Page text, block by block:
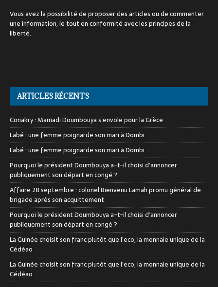
Vous avez la possibilité de proposer des articles ou de commenter
une information, le tout en conformité avec les principes de la
liberté.
ARTICLES RÉCENTS
Conakry : Mamadi Doumbouya s’envole pour la Grèce
Labé : une femme poignarde son mari à Dombi
Labé : une femme poignarde son mari à Dombi
Pourquoi le président Doumbouya a-t-il choisi d’annoncer
publiquement son départ en congé ?
Affaire 28 septembre : colonel Bienvenu Lamah promu général de
brigade après son acquittement
Pourquoi le président Doumbouya a-t-il choisi d’annoncer
publiquement son départ en congé ?
La Guinée choisit son franc plutôt que l’eco, la monnaie unique de la
Cédéao
La Guinée choisit son franc plutôt que l’eco, la monnaie unique de la
Cédéao